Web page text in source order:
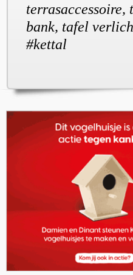
bank, tafel
#kettal